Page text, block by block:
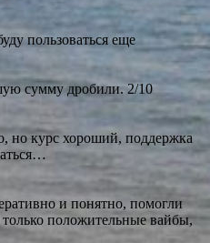
пользоваться еще
сумму дробили. 2/10
но курс хороший, поддержка
и понятно, помогли
положительные вайбы,